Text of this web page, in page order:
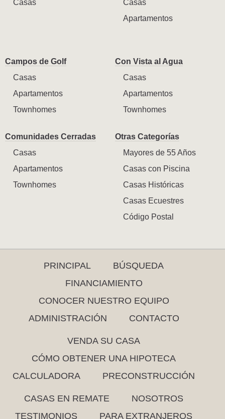
Casas
Casas
Apartamentos
Campos de Golf
Casas
Apartamentos
Townhomes
Con Vista al Agua
Casas
Apartamentos
Townhomes
Comunidades Cerradas
Casas
Apartamentos
Townhomes
Otras Categorías
Mayores de 55 Años
Casas con Piscina
Casas Históricas
Casas Ecuestres
Código Postal
PRINCIPAL
BÚSQUEDA
FINANCIAMIENTO
CONOCER NUESTRO EQUIPO
ADMINISTRACIÓN
CONTACTO
VENDA SU CASA
CÓMO OBTENER UNA HIPOTECA
CALCULADORA
PRECONSTRUCCIÓN
CASAS EN REMATE
NOSOTROS
TESTIMONIOS
PARA EXTRANJEROS